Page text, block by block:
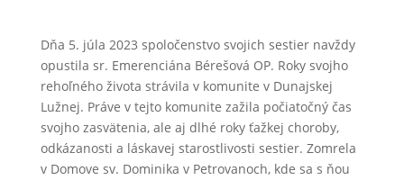
Dňa 5. júla 2023 spoločenstvo svojich sestier navždy
opustila sr. Emerenciána Bérešová OP. Roky svojho
rehoľného života strávila v komunite v Dunajskej
Lužnej. Práve v tejto komunite zažila počiatočný čas
svojho zasvätenia, ale aj dlhé roky ťažkej choroby,
odkázanosti a láskavej starostlivosti sestier. Zomrela
v Domove sv. Dominika v Petrovanoch, kde sa s ňou